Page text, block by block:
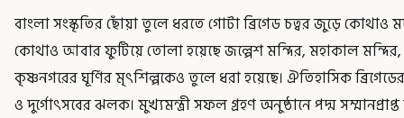
বাংলা সংস্কৃতির ছোঁয়া তুলে ধরতে গোটা ব্রিগেড চত্বর জুড়ে
কোথাও আবার ফুটিয়ে তোলা হয়েছে জল্পেশ মন্দির, মহাকাল মন্দির,
কৃষ্ণনগরের ঘূর্ণির মৃৎশিল্পকেও তুলে ধরা হয়েছে। ঐতিহাসিক
ও দুর্গোৎসবের ঝলক। মুখ্যমন্ত্রী সফল গ্রহণ অনুষ্ঠানে পদ্ম সম্মানপ্রাপ্ত